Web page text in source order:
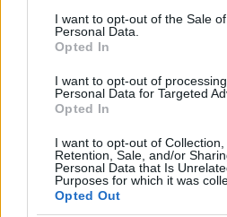
consent section.
I want to opt-out of the Sale
Personal Data.
Opted In
I want to opt-out of
Personal Data for Targeted
Opted In
I want to opt-out of Collection,
Retention, Sale, and/or
Personal Data that Is
Purposes for which it was
Opted Out
Continua a leggere